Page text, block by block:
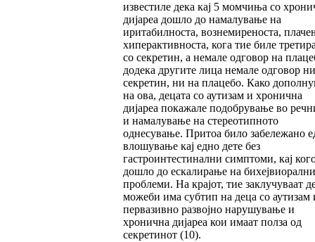
известиле дека кај 5 момчиња со
дијареа дошло до намалување на
иритабилноста, вознемиреноста,
хиперактивноста, кога тие биле
со секретин, а немале одговор на
додека другите лица немале одговор
секретин, ни на плацебо. Како
на ова, децата со аутизам и хронична
дијареа покажале подобрување во
и намалување на стереотипното
однесување. Притоа било забележано
влошување кај едно дете без
гастроинтестинални симптоми, кај
дошло до ескалирање на
проблеми. На крајот, тие заклучуваат
можеби има субтип на деца со аутизам
первазивно развојно нарушување и
хронична дијареа кои имаат полза од
секретинот (10).